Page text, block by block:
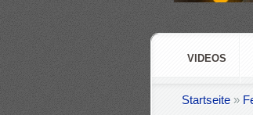
VIDEOS
Startseite »